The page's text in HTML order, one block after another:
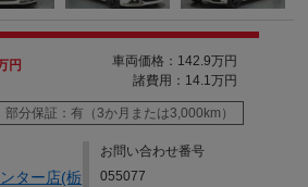
円
車両価格：142.9万円
諸費用：14.1万円
部分保証：有（3か月または3,000km）
ター店(栃
お問い合わせ番号
055077